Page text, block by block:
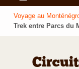
Voyage au
Trek entre Parcs du